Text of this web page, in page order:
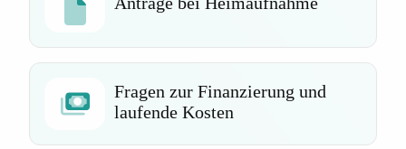
Fragen zur Finanzierung und
laufende Kosten